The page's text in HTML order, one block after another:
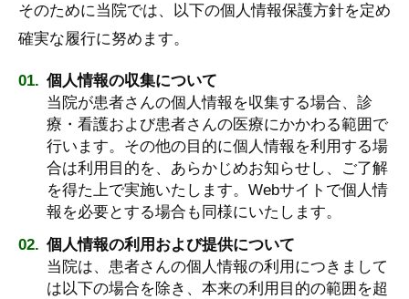
そのために当院では、以下の個人情報保護方針を定め
確実な履行に努めます。
個人情報の収集について
当院が患者さんの個人情報を収集する場合、診
療・看護および患者さんの医療にかかわる範囲で
行います。その他の目的に個人情報を利用する場
合は利用目的を、あらかじめお知らせし、ご了解
を得た上で実施いたします。Webサイトで個人情
報を必要とする場合も同様にいたします。
個人情報の利用および提供について
当院は、患者さんの個人情報の利用につきまして
は以下の場合を除き、本来の利用目的の範囲を超